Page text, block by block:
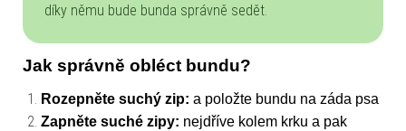
díky němu bude bunda správně sedět.
Jak správně obléct bundu?
Rozepněte suchý zip: a položte bundu na záda psa
Zapněte suché zipy: nejdříve kolem krku a pak